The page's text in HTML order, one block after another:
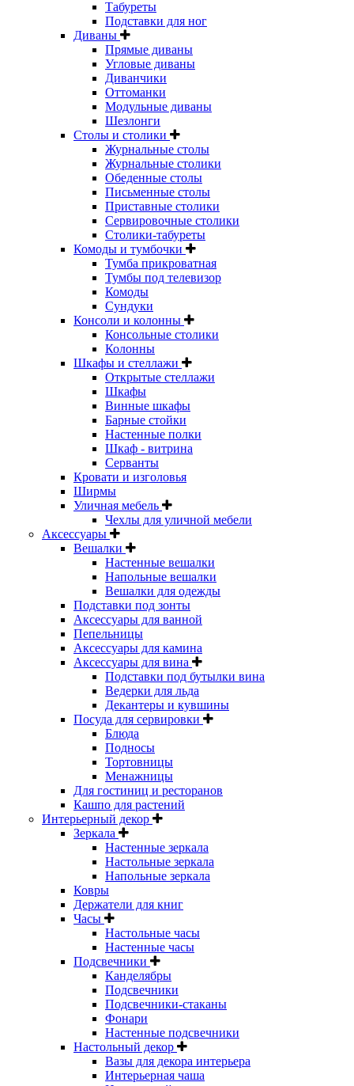
Табуреты
Подставки для ног
Диваны
Прямые диваны
Угловые диваны
Диванчики
Оттоманки
Модульные диваны
Шезлонги
Столы и столики
Журнальные столы
Журнальные столики
Обеденные столы
Письменные столы
Приставные столики
Сервировочные столики
Столики-табуреты
Комоды и тумбочки
Тумба прикроватная
Тумбы под телевизор
Комоды
Сундуки
Консоли и колонны
Консольные столики
Колонны
Шкафы и стеллажи
Открытые стеллажи
Шкафы
Винные шкафы
Барные стойки
Настенные полки
Шкаф - витрина
Серванты
Кровати и изголовья
Ширмы
Уличная мебель
Чехлы для уличной мебели
Аксессуары
Вешалки
Настенные вешалки
Напольные вешалки
Вешалки для одежды
Подставки под зонты
Аксессуары для ванной
Пепельницы
Аксессуары для камина
Аксессуары для вина
Подставки под бутылки вина
Ведерки для льда
Декантеры и кувшины
Посуда для сервировки
Блюда
Подносы
Тортовницы
Менажницы
Для гостиниц и ресторанов
Кашпо для растений
Интерьерный декор
Зеркала
Настенные зеркала
Настольные зеркала
Напольные зеркала
Ковры
Держатели для книг
Часы
Настольные часы
Настенные часы
Подсвечники
Канделябры
Подсвечники
Подсвечники-стаканы
Фонари
Настенные подсвечники
Настольный декор
Вазы для декора интерьера
Интерьерная чаша